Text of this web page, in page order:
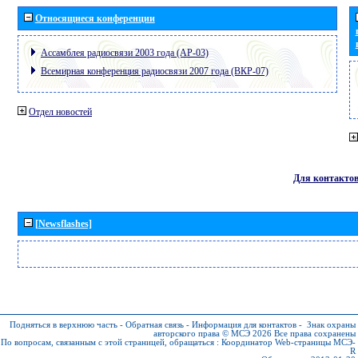
Относящиеся конференции
Ассамблея радиосвязи 2003 года (АР-03)
Всемирная конференция радиосвязи 2007 года (ВКР-07)
Отдел новостей
Для контактов
[Newsflashes]
Подняться в верхнюю часть - Обратная связь - Информация для контактов - Знак охраны
авторского права © МСЭ 2026 Все права сохранены
По вопросам, связанным с этой страницей, обращаться : Координатор Web-страницы МСЭ-
R